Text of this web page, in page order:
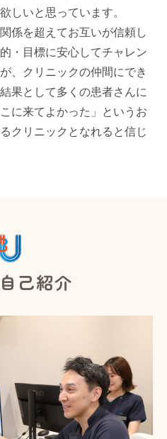
しいと思っています。
係を超えてお互いが信頼し
・目標に安心してチャレン
、クリニックの仲間にでき
果として多くの患者さんに
に来てよかった」というお
クリニックとなれると信じ
己紹介